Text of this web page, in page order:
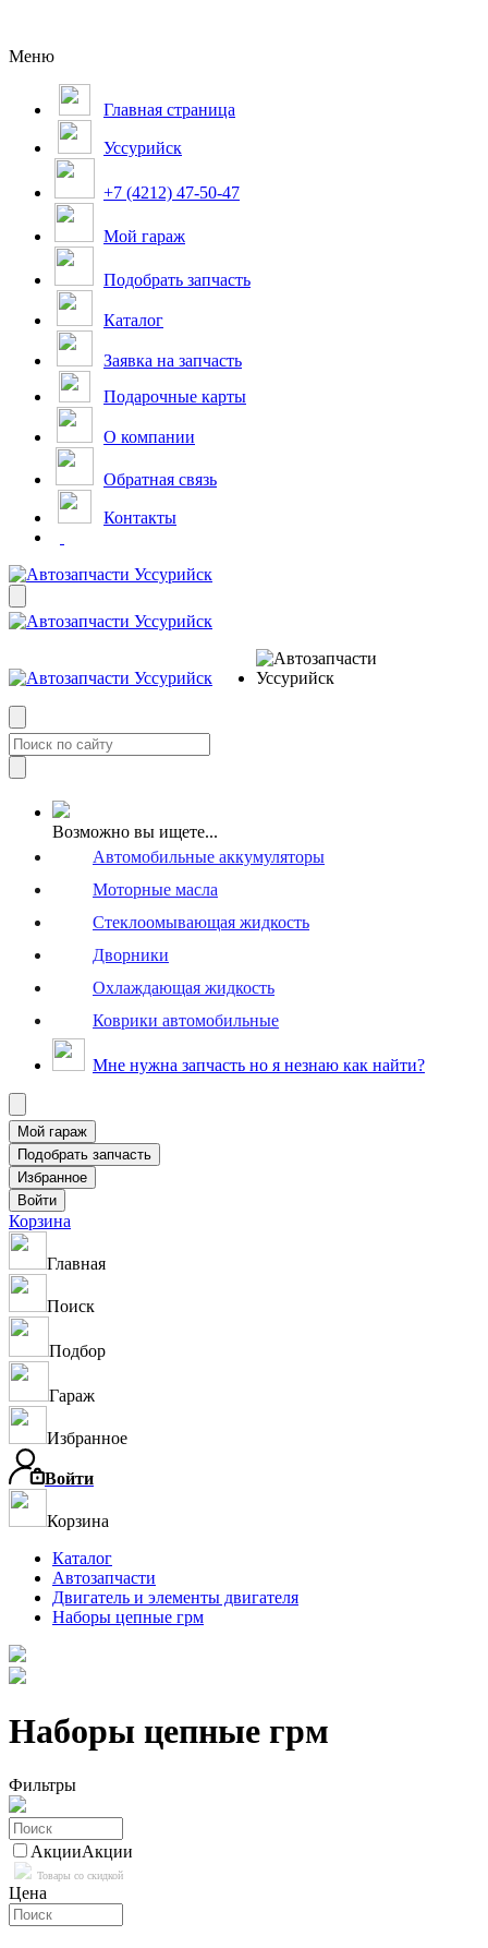
Меню
Главная страница
Уссурийск
+7 (4212) 47-50-47
Мой гараж
Подобрать запчасть
Каталог
Заявка на запчасть
Подарочные карты
О компании
Обратная связь
Контакты
Возможно вы ищете...
Автомобильные аккумуляторы
Моторные масла
Стеклоомывающая жидкость
Дворники
Охлаждающая жидкость
Коврики автомобильные
Мне нужна запчасть но я незнаю как найти?
Корзина
Главная
Поиск
Подбор
Гараж
Избранное
Войти
Корзина
Каталог
Автозапчасти
Двигатель и элементы двигателя
Наборы цепные грм
Наборы цепные грм
Фильтры
АкцииАкции
Товары со скидкой
Цена